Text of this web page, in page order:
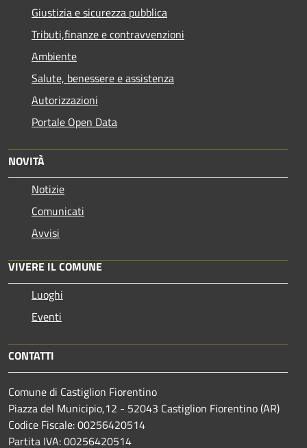
Giustizia e sicurezza pubblica
Tributi,finanze e contravvenzioni
Ambiente
Salute, benessere e assistenza
Autorizzazioni
Portale Open Data
NOVITÀ
Notizie
Comunicati
Avvisi
VIVERE IL COMUNE
Luoghi
Eventi
CONTATTI
Comune di Castiglion Fiorentino
Piazza del Municipio,12 - 52043 Castiglion Fiorentino (AR)
Codice Fiscale: 00256420514
Partita IVA: 00256420514